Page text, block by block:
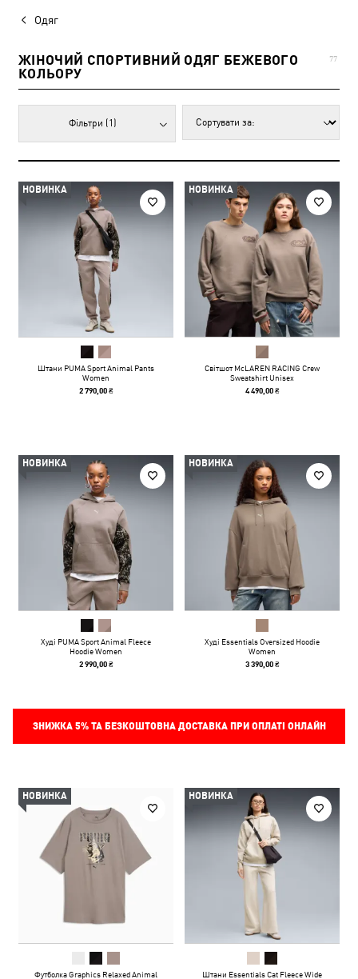
Одяг
ЖІНОЧИЙ СПОРТИВНИЙ ОДЯГ БЕЖЕВОГО
КОЛЬОРУ
77
Фільтри (1)
НОВИНКА
Штани PUMA Sport Animal Pants
Women
2 790,00 ₴
НОВИНКА
Світшот McLAREN RACING Crew
Sweatshirt Unisex
4 490,00 ₴
НОВИНКА
Худі PUMA Sport Animal Fleece
Hoodie Women
2 990,00 ₴
НОВИНКА
Худі Essentials Oversized Hoodie
Women
3 390,00 ₴
ЗНИЖКА 5%ТА БЕЗКОШТОВНА ДОСТАВКА ПРИ ОПЛАТІ ОНЛАЙН
НОВИНКА
Футболка Graphics Relaxed Animal
НОВИНКА
Штани Essentials Cat Fleece Wide